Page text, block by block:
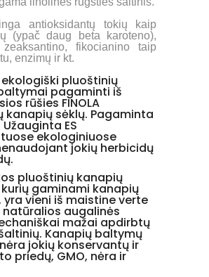
antioksidantų tokių kaip
(ypač daug beta karoteno),
zeaksantino, fikocianino taip
enzimų ir kt.
ekologiški pluoštinių
pagaminti iš
rūšies FINOLA
kanapių sėklų. Pagaminta
ES
ekologiniuose
jokių herbicidų
pluoštinių kanapių
kurių gaminami kanapių
vieni iš maistine verte
natūralios augalinės
mažai apdirbtų
Kanapių baltymų
jokių konservantų ir
priedų, GMO, nėra ir